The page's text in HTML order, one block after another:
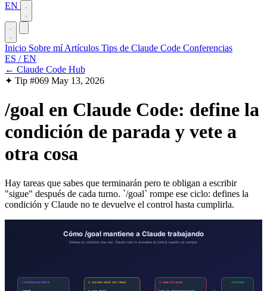
EN
Inicio Sobre míArtículos Tips de Claude Code Conferencias
ES / EN
← Claude Code Hub
✦ Tip #069 May 13, 2026
/goal en Claude Code: define la
condición de parada y vete a
otra cosa
Hay tareas que sabes que terminarán pero te obligan a escribir
"sigue" después de cada turno. `/goal` rompe ese ciclo: defines la
condición y Claude no te devuelve el control hasta cumplirla.